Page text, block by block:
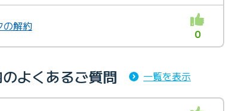
の解約
0
よくあるご質問 一覧を表示